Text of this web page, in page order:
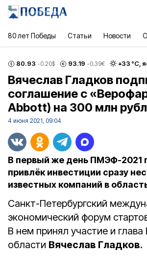
80 лет Победы Статьи Новости
80.93 -0.20$ 93.19 -0.39€ +33 °С,
Вячеслав Гладков
соглашение с
Abbott) на 300 млн
4 июня 2021, 09:04
В первый же день ПМЭФ-2021
привлёк инвестиции сразу
известных компаний в
Санкт-Петербургский
экономический форум
В нем принял участие и
области Вячеслав Гладков.